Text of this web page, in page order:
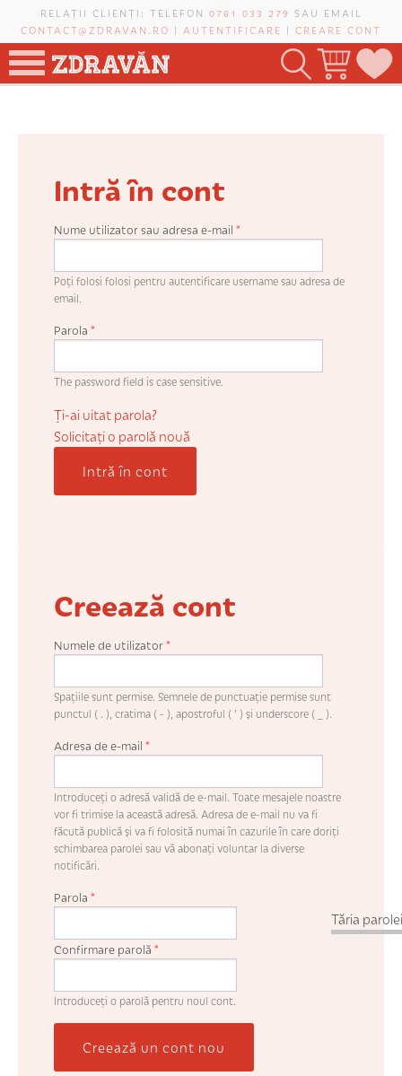
Mergi la conţinutul principal
RELAȚII CLIENȚI: TELEFON 0761 033 279 SAU EMAIL
CONTACT@ZDRAVAN.RO | AUTENTIFICARE | CREARE CONT
VIȚĂ-DE-VIE
Intră în cont
Nume utilizator sau adresa e-mail *
Poți folosi folosi pentru autentificare username sau adresa de
email.
Parola *
The password field is case sensitive.
Ți-ai uitat parola?
Solicitaţi o parolă nouă
Intră în cont
Creează cont
Numele de utilizator*
Spaţiile sunt permise. Semnele de punctuaţie permise sunt
punctul ( . ), cratima ( - ), apostroful ( ' ) şi underscore ( _ ).
Adresa de e-mail *
Introduceţi o adresă validă de e-mail. Toate mesajele noastre
vor fi trimise la această adresă. Adresa de e-mail nu va fi
făcută publică şi va fi folosită numai în cazurile în care doriţi
schimbarea parolei sau vă abonaţi voluntar la diverse
notificări.
Tăria
Parola *
Confirmare parolă *
Introduceţi o parolă pentru noul cont.
Creează un cont nou